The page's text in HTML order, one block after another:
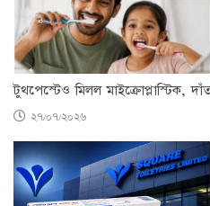
টুথপেস্টেও মিলল মাইক্রোপ্লাস্টিক,
২৭/০৭/২০২৬